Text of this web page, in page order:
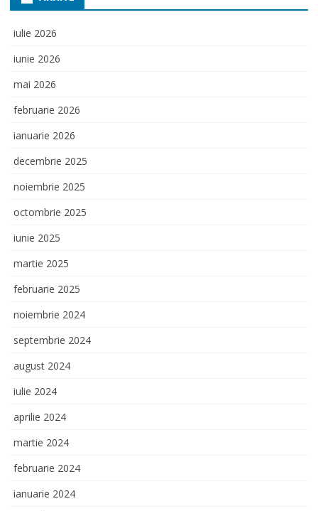
iulie 2026
iunie 2026
mai 2026
februarie 2026
ianuarie 2026
decembrie 2025
noiembrie 2025
octombrie 2025
iunie 2025
martie 2025
februarie 2025
noiembrie 2024
septembrie 2024
august 2024
iulie 2024
aprilie 2024
martie 2024
februarie 2024
ianuarie 2024